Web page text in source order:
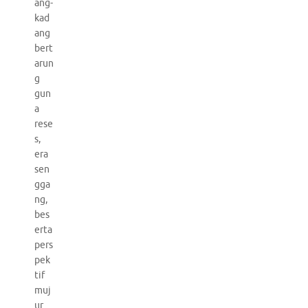
ang-
kad
ang
bert
arun
g
gun
a
rese
s,
era
sen
gga
ng,
bes
erta
pers
pek
tif
muj
ur.